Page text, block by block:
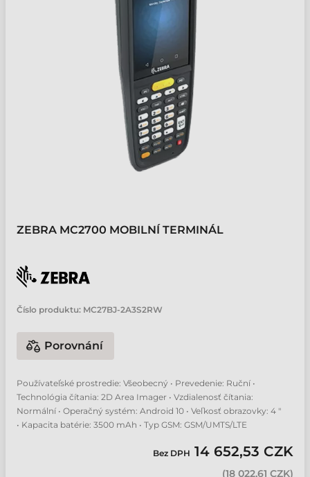
ZEBRA MC2700 MOBILNÍ TERMINÁL
Číslo produktu: MC27BJ-2A3S2RW
Porovnání
Používateľské prostredie: Všeobecný • Prevedenie: Ruční •
Technológia čítania: 2D Area Imager • Vzdialenosť čítania:
Normální • Operačný systém: Android 10 • Veľkosť obrazovky: 4 "
• Kapacita batérie: 3500 mAh • Typ GSM: GSM/UMTS/LTE
Bez DPH 14 652,53 CZK
(18 022,61 CZK)